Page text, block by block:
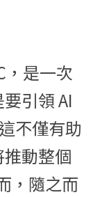
，是一次
引領 AI
不僅有助
動整個
，隨之而